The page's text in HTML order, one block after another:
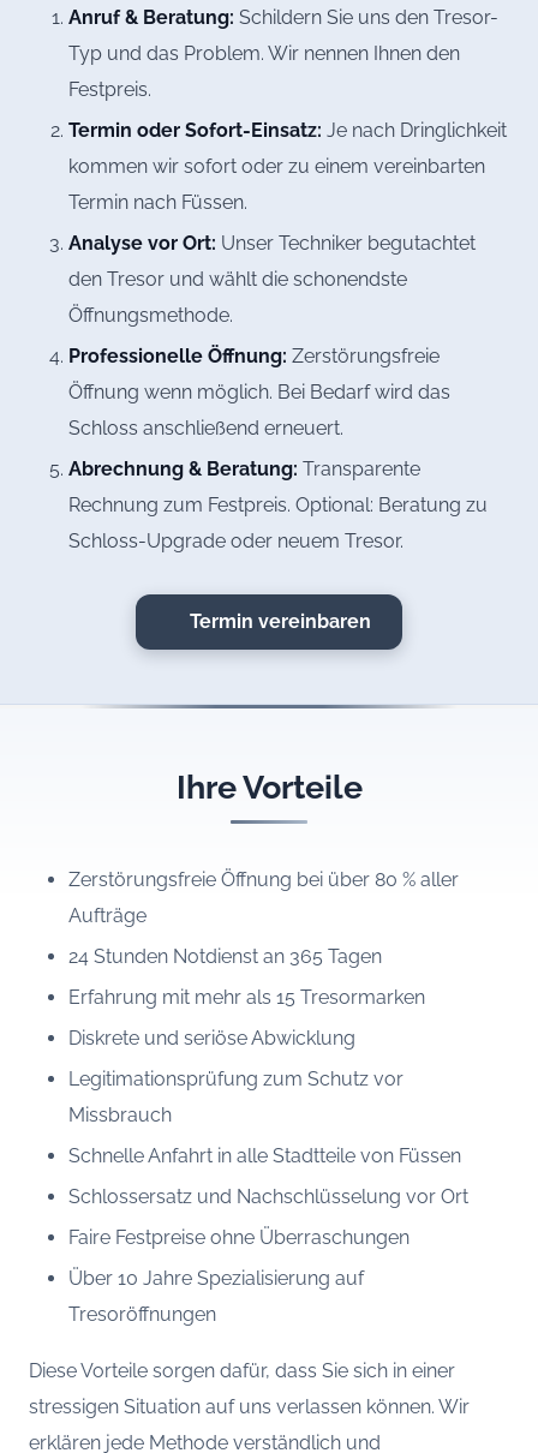
Anruf & Beratung: Schildern Sie uns den Tresor-
Typ und das Problem. Wir nennen Ihnen den
Festpreis.
Termin oder Sofort-Einsatz: Je nach Dringlichkeit
kommen wir sofort oder zu einem vereinbarten
Termin nach Füssen.
Analyse vor Ort: Unser Techniker begutachtet
den Tresor und wählt die schonendste
Öffnungsmethode.
Professionelle Öffnung: Zerstörungsfreie
Öffnung wenn möglich. Bei Bedarf wird das
Schloss anschließend erneuert.
Abrechnung & Beratung: Transparente
Rechnung zum Festpreis. Optional: Beratung zu
Schloss-Upgrade oder neuem Tresor.
Termin vereinbaren
Ihre Vorteile
Zerstörungsfreie Öffnung bei über 80 % aller
Aufträge
24 Stunden Notdienst an 365 Tagen
Erfahrung mit mehr als 15 Tresormarken
Diskrete und seriöse Abwicklung
Legitimationsprüfung zum Schutz vor
Missbrauch
Schnelle Anfahrt in alle Stadtteile von Füssen
Schlossersatz und Nachschlüsselung vor Ort
Faire Festpreise ohne Überraschungen
Über 10 Jahre Spezialisierung auf
Tresoröffnungen
Diese Vorteile sorgen dafür, dass Sie sich in einer
stressigen Situation auf uns verlassen können. Wir
erklären jede Methode verständlich und